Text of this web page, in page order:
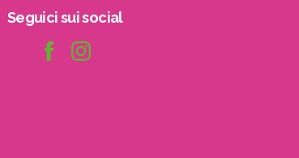
Seguicisuisocial